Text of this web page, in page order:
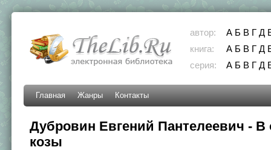
автор: А Б В Г Д
книга:
А Б В Г Д
серия:
А Б В Г Д
Главная Жанры Контакты
Дубровин Евгений Пантелеевич -
козы